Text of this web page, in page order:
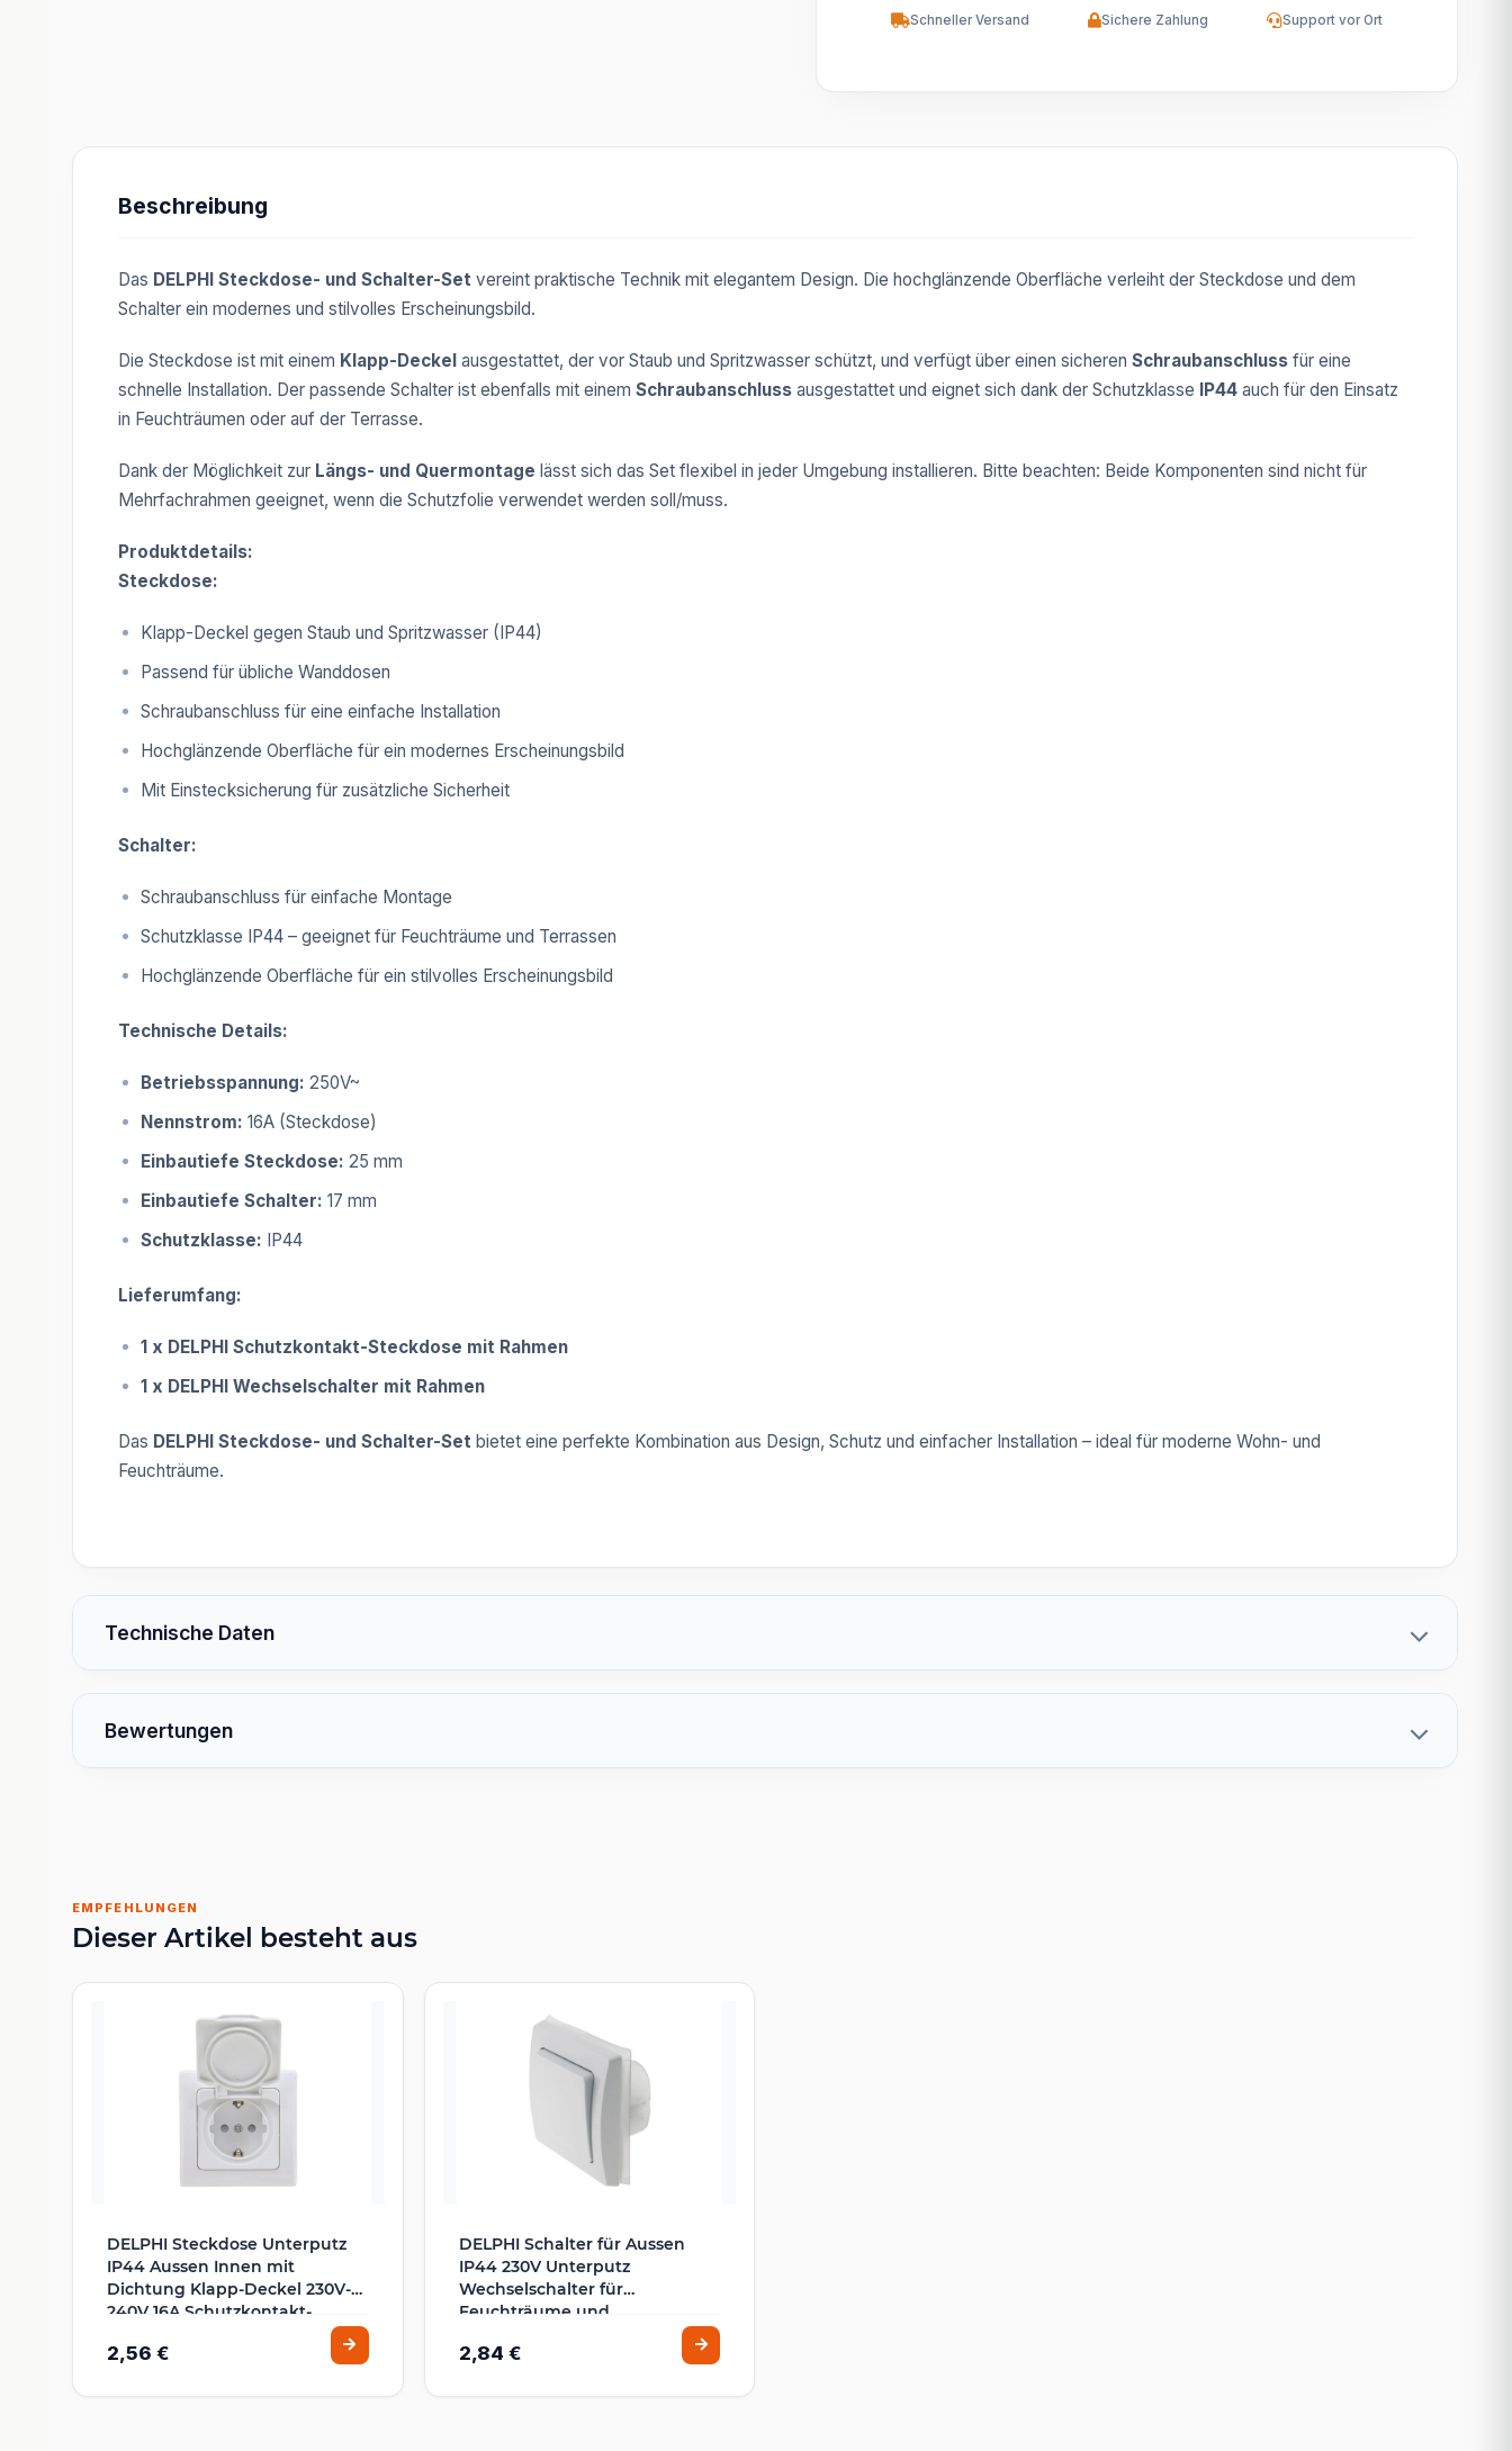
Schneller Versand Sichere Zahlung Support vor Ort
Beschreibung
Das DELPHI Steckdose- und Schalter-Set vereint praktische Technik mit elegantem Design. Die hochglänzende Oberfläche verleiht der Steckdose und dem
Schalter ein modernes und stilvolles Erscheinungsbild.
Die Steckdose ist mit einem Klapp-Deckel ausgestattet, der vor Staub und Spritzwasser schützt, und verfügt über einen sicheren Schraubanschluss für eine
schnelle Installation. Der passende Schalter ist ebenfalls mit einem Schraubanschluss ausgestattet und eignet sich dank der Schutzklasse IP44 auch für den Einsatz
in Feuchträumen oder auf der Terrasse.
Dank der Möglichkeit zur Längs- und Quermontage lässt sich das Set flexibel in jeder Umgebung installieren. Bitte beachten: Beide Komponenten sind nicht für
Mehrfachrahmen geeignet, wenn die Schutzfolie verwendet werden soll/muss.
Produktdetails:
Steckdose:
Klapp-Deckel gegen Staub und Spritzwasser (IP44)
Passend für übliche Wanddosen
Schraubanschluss für eine einfache Installation
Hochglänzende Oberfläche für ein modernes Erscheinungsbild
Mit Einstecksicherung für zusätzliche Sicherheit
Schalter:
Schraubanschluss für einfache Montage
Schutzklasse IP44 – geeignet für Feuchträume und Terrassen
Hochglänzende Oberfläche für ein stilvolles Erscheinungsbild
Technische Details:
Betriebsspannung: 250V~
Nennstrom: 16A (Steckdose)
Einbautiefe Steckdose: 25 mm
Einbautiefe Schalter: 17 mm
Schutzklasse: IP44
Lieferumfang:
1 x DELPHI Schutzkontakt-Steckdose mit Rahmen
1 x DELPHI Wechselschalter mit Rahmen
Das DELPHI Steckdose- und Schalter-Set bietet eine perfekte Kombination aus Design, Schutz und einfacher Installation – ideal für moderne Wohn- und
Feuchträume.
Technische Daten
Bewertungen
EMPFEHLUNGEN
Dieser Artikel besteht aus
DELPHI Steckdose Unterputz
IP44 Aussen Innen mit
Dichtung Klapp-Deckel 230V-
240V 16A Schutzkontakt-
Berührungsschutz Weiß
2,56 €
DELPHI Schalter für Aussen
IP44 230V Unterputz
Wechselschalter für
Feuchträume und
2,84 €